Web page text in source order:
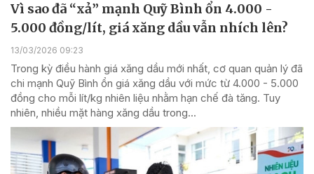
Vì sao đã “xả” mạnh Quỹ Bình ổn 4.000 -
5.000 đồng/lít, giá xăng dầu vẫn nhích lên?
13/03/2026 09:23
Trong kỳ điều hành giá xăng dầu mới nhất, cơ quan quản lý đã
chi mạnh Quỹ Bình ổn giá xăng dầu với mức từ 4.000 - 5.000
đồng cho mỗi lít/kg nhiên liệu nhằm hạn chế đà tăng. Tuy
nhiên, nhiều mặt hàng xăng dầu trong...